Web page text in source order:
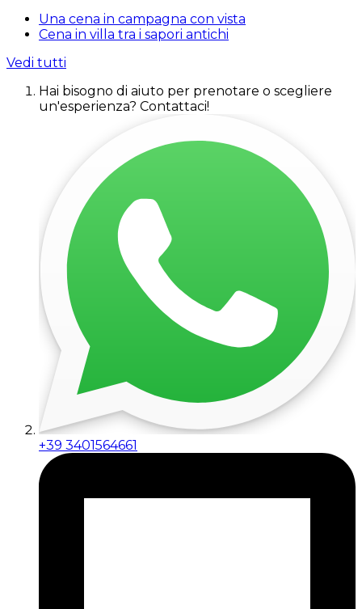
Una cena in campagna con vista
Cena in villa tra i sapori antichi
Vedi tutti
Hai bisogno di aiuto per prenotare o scegliere
un'esperienza? Contattaci!
+39 3401564661